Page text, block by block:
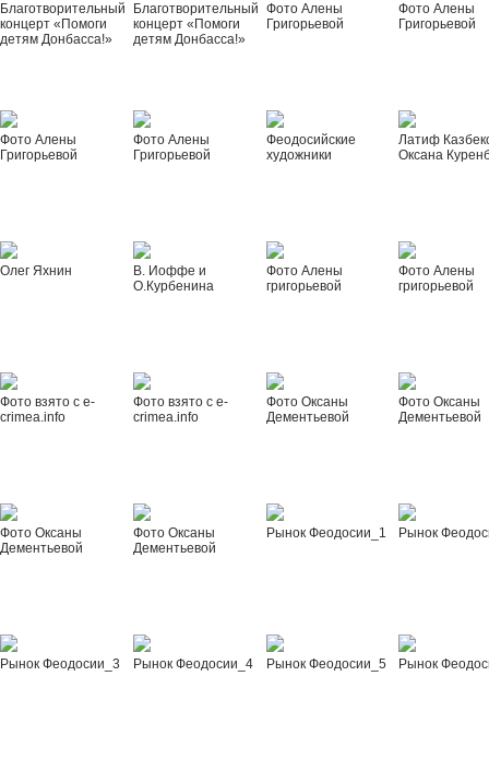
Благотворительный
концерт «Помоги
детям Донбасса!»
Благотворительный
концерт «Помоги
детям Донбасса!»
Фото Алены
Григорьевой
Фото Алены
Григорьевой
Фото Алены
Григорьевой
Фото Алены
Григорьевой
Феодосийские
художники
Латиф
Оксана
Олег Яхнин
В. Иоффе и
О.Курбенина
Фото Алены
григорьевой
Фото Алены
григорьевой
Фото взято с e-
crimea.info
Фото взято с e-
crimea.info
Фото Оксаны
Дементьевой
Фото Оксаны
Дементьевой
Фото Оксаны
Дементьевой
Фото Оксаны
Дементьевой
Рынок Феодосии_1 Рынок
Рынок Феодосии_3 Рынок Феодосии_4 Рынок Феодосии_5 Рынок